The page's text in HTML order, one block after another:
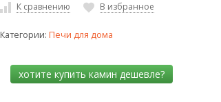
К сравнению В избранное
Категории: Печи для дома